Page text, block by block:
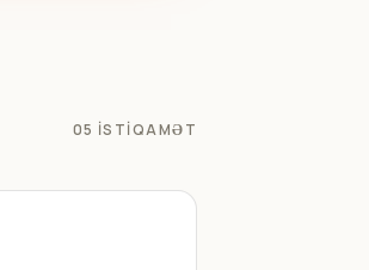
05 ISTIQAMƏT